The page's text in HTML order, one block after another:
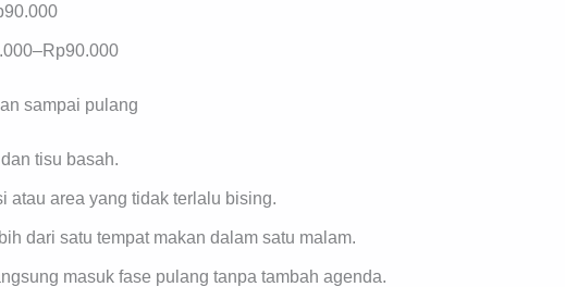
sampai pulang
tisu basah.
atau area yang tidak terlalu bising.
dari satu tempat makan dalam satu malam.
masuk fase pulang tanpa tambah agenda.